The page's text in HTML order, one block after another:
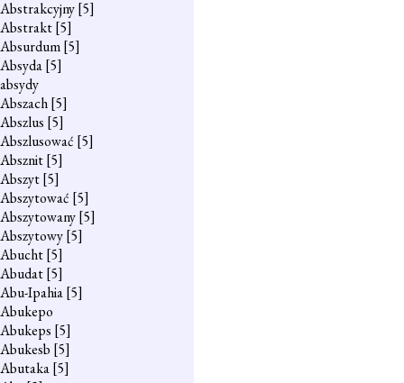
Abstrakcyjny[5]
Abstrakt[5]
Absurdum[5]
Absyda[5]
absydy
Abszach[5]
Abszlus [5]
Abszlusować [5]
Absznit[5]
Abszyt[5]
Abszytować [5]
Abszytowany[5]
Abszytowy[5]
Abucht[5]
Abudat[5]
Abu-Ipahia[5]
Abukepo
Abukeps [5]
Abukesb [5]
Abutaka[5]